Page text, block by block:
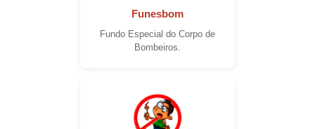
Funesbom
Fundo Especial do Corpo de
Bombeiros.